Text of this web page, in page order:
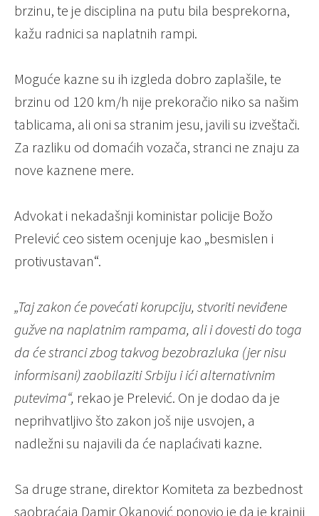
brzinu, te je disciplina na putu bila besprekorna,
kažu radnici sa naplatnih rampi.
Moguće kazne su ih izgleda dobro zaplašile, te
brzinu od 120 km/h nije prekoračio niko sa našim
tablicama, ali oni sa stranim jesu, javili su izveštači.
Za razliku od domaćih vozača, stranci ne znaju za
nove kaznene mere.
Advokat i nekadašnji koministar policije Božo
Prelević ceo sistem ocenjuje kao „besmislen i
protivustavan“.
„Taj zakon će povećati korupciju, stvoriti neviđene
gužve na naplatnim rampama, ali i dovesti do toga
da će stranci zbog takvog bezobrazluka (jer nisu
informisani) zaobilaziti Srbiju i ići alternativnim
putevima“, rekao je Prelević. On je dodao da je
neprihvatljivo što zakon još nije usvojen, a
nadležni su najavili da će naplaćivati kazne.
Sa druge strane, direktor Komiteta za bezbednost
saobraćaja Damir Okanović ponovio je da je krajnji